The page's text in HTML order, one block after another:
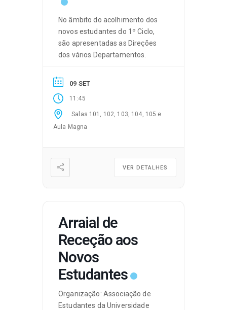
No âmbito do acolhimento dos
novos estudantes do 1º Ciclo,
são apresentadas as Direções
dos vários Departamentos.
09 SET
11:45
Salas 101, 102, 103, 104, 105 e
Aula Magna
VER DETALHES
Arraial de
Receção aos
Novos
Estudantes
Organização: Associação de
Estudantes da Universidade